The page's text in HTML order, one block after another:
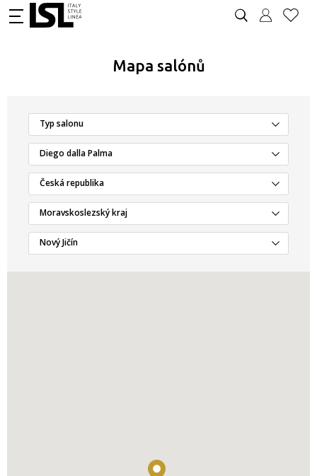
Mapa salónů
Typ salonu
Diego dalla Palma
Česká republika
Moravskoslezský kraj
Nový Jičín